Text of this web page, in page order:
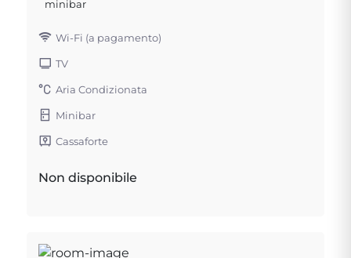
minibar
Wi-Fi (a pagamento)
TV
Aria Condizionata
Minibar
Cassaforte
Non disponibile